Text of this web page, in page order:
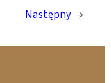
Następny →